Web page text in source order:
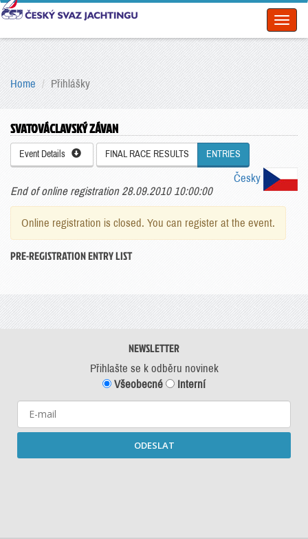
Home Přihlášky
SVATOVÁCLAVSKÝ ZÁVAN
Event Details FINAL RACE RESULTS ENTRIES
Česky
End of online registration 28.09.2010 10:00:00
Online registration is closed. You can register at the event.
PRE-REGISTRATION ENTRY LIST
NEWSLETTER
Přihlašte se k odběru novinek
Všeobecné
Interní
ODESLAT